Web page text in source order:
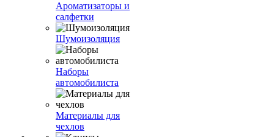
Ароматизаторы и
салфетки
Шумоизоляция
Наборы
автомобилиста
Материалы для
чехлов